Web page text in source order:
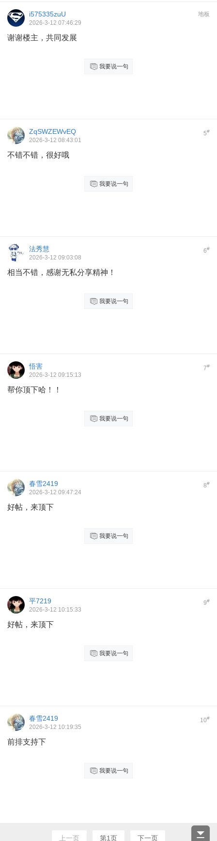
地板
i575335zuU
2026-3-12 07:46:29
谢谢楼主，共同发展
我要说一句
5#
ZqSWZEWvEQ
2026-3-12 08:43:01
不错不错，很好哦
我要说一句
6#
法秀慧
2026-3-12 09:03:08
相当不错，感谢无私分享精神！
我要说一句
7#
悟害
2026-3-12 09:15:13
帮你顶下哈！！
我要说一句
8#
春雪2419
2026-3-12 09:47:24
好帖，来顶下
我要说一句
9#
平7219
2026-3-12 10:15:33
好帖，来顶下
我要说一句
10#
春雪2419
2026-3-12 10:19:35
前排支持下
我要说一句
上一页 第1页 下一页